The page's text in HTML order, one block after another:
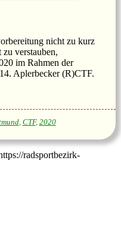
nicht zu kurz
verstauben,
im Rahmen der
Aplerbecker (R)CTF.
, CTF, 2020
radsportbezirk-